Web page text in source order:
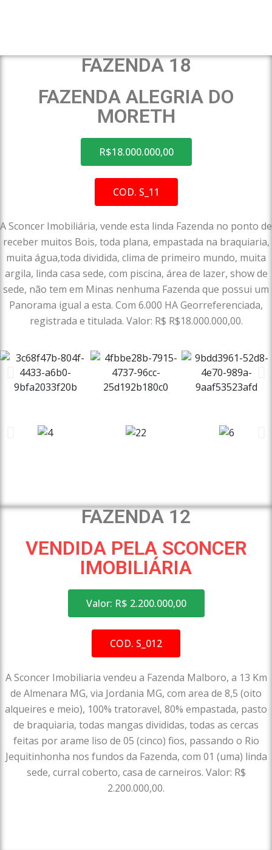
FAZENDA 18
FAZENDA ALEGRIA DO
MORETH
R$18.000.000,00
COD. S_11
A Sconcer Imobiliária, vende esta linda Fazenda no ponto de
receber muitos Bois, toda plana, empastada na braquiaria,
muita água,toda dividida, clima de primeiro mundo, muita
argila, linda casa sede, com piscina, área de lazer, show de
sede, não tem em Minas nenhuma Fazenda que possui um
Panorama igual a esta. Com 6.000 HA Georreferenciada,
registrada e titulada. Valor: R$ R$18.000.000,00.
FAZENDA 12
VENDIDA PELA SCONCER
IMOBILIÁRIA
Valor: R$ 2.200.000,00
COD. S_012
A Sconcer Imobiliaria vendeu a Fazenda Malboro, a 13 Km
de Almenara MG, via Jordania MG, com area de 8,5 (oito
alqueires e meio), 100% tratoravel, 80% empastada, pasto
de braquiaria, todas mangas divididas, todas as cercas
feitas por arame liso de 05 (cinco) fios, passando o Rio
Jequitinhonha nos fundos da Fazenda, com 01 (uma) linda
sede, curral coberto, casa de carneiros. Valor: R$
2.200.000,00.